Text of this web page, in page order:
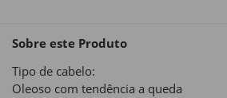
Sobre este Produto
Tipo de cabelo:
Oleoso com tendência a queda